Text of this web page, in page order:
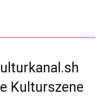
Kulturszene